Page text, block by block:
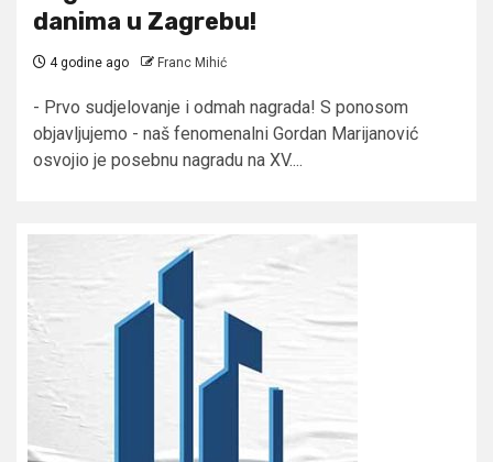
danima u Zagrebu!
4 godine ago Franc Mihić
- Prvo sudjelovanje i odmah nagrada! S ponosom
objavljujemo - naš fenomenalni Gordan Marijanović
osvojio je posebnu nagradu na XV....